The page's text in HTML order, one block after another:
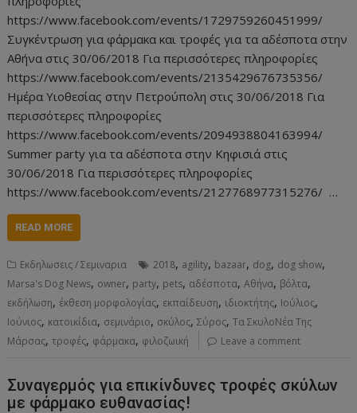
https://www.facebook.com/events/1729759260451999/
Συγκέντρωση για φάρμακα και τροφές για τα αδέσποτα στην
Αθήνα στις 30/06/2018 Για περισσότερες πληροφορίες
https://www.facebook.com/events/2135429676735356/
Ημέρα Υιοθεσίας στην Πετρούπολη στις 30/06/2018 Για
περισσότερες πληροφορίες
https://www.facebook.com/events/2094938804163994/
Summer party για τα αδέσποτα στην Κηφισιά στις
30/06/2018 Για περισσότερες πληροφορίες
https://www.facebook.com/events/2127768977315276/ …
READ MORE
Εκδηλωσεις / Σεμιναρια 2018, agility, bazaar, dog, dog show,
Marsa's Dog News, owner, party, pets, αδέσποτα,Αθήνα, βόλτα,
εκδήλωση, έκθεση μορφολογίας, εκπαίδευση, ιδιοκτήτης, Ιούλιος,
Ιούνιος, κατοικίδια, σεμινάριο, σκύλος,Σύρος,Τα ΣκυλοΝέα Της
Μάρσας,τροφές, φάρμακα, φιλοζωική Leave a comment
Συναγερμός για επικίνδυνες τροφές σκύλων
με φάρμακο ευθανασίας!